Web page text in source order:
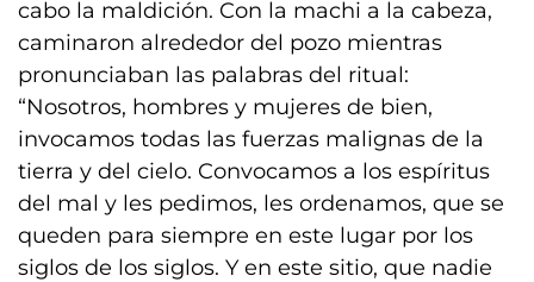
cabo la maldición. Con la machi a la cabeza,
caminaron alrededor del pozo mientras
pronunciaban las palabras del ritual:
“Nosotros, hombres y mujeres de bien,
invocamos todas las fuerzas malignas de la
tierra y del cielo. Convocamos a los espíritus
del mal y les pedimos, les ordenamos, que se
queden para siempre en este lugar por los
siglos de los siglos. Y en este sitio, que nadie